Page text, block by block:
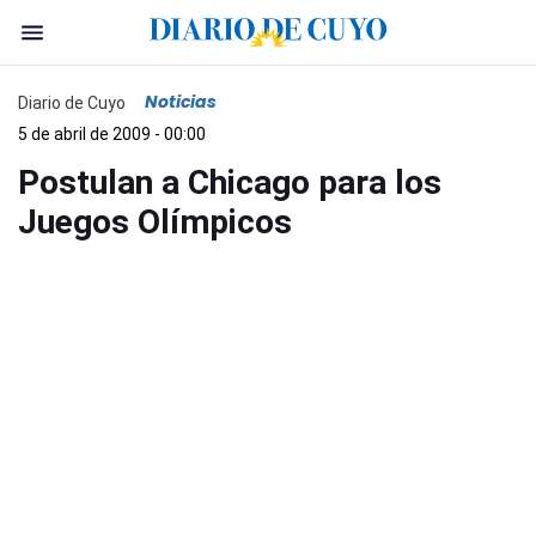
Diario de Cuyo Noticias
5 de abril de 2009 - 00:00
Postulan a Chicago para los
Juegos Olímpicos